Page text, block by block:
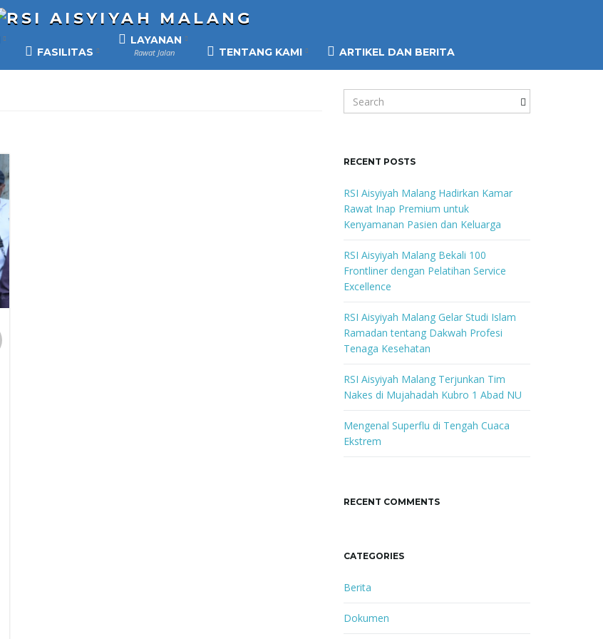
FASILITAS
LAYANAN
Rawat Jalan TENTANG KAMI ARTIKEL DAN BERITA
e
c
k
e
y
w
o
r
d
RECENT POSTS
RSI Aisyiyah Malang Hadirkan Kamar
Rawat Inap Premium untuk
Kenyamanan Pasien dan Keluarga
RSI Aisyiyah Malang Bekali 100
Frontliner dengan Pelatihan Service
Excellence
RSI Aisyiyah Malang Gelar Studi Islam
Ramadan tentang Dakwah Profesi
Tenaga Kesehatan
RSI Aisyiyah Malang Terjunkan Tim
Nakes di Mujahadah Kubro 1 Abad NU
Mengenal Superflu di Tengah Cuaca
Ekstrem
RECENT COMMENTS
CATEGORIES
Berita
Dokumen